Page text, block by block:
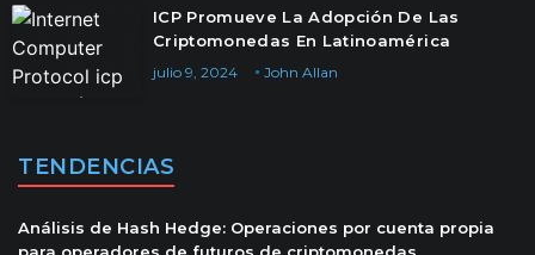
ICP Promueve La Adopción De Las
Criptomonedas En Latinoamérica
John Allan
julio 9, 2024
TENDENCIAS
Análisis de Hash Hedge: Operaciones por cuenta propia